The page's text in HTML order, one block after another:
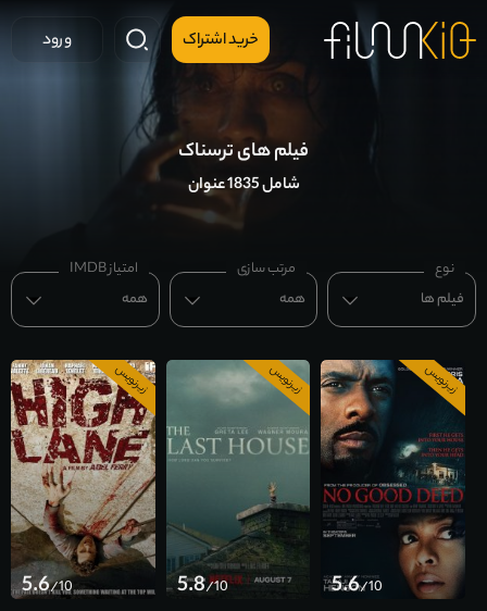
خرید اشتراک ورود
فیلم های ترسناک
شامل 1835 عنوان
نوع
فیلم ها
مرتب سازی
همه
امتیاز IMDB
همه
زیرنویس
5.6/10
زیرنویس
5.8/10
زیرنویس
5.6/10